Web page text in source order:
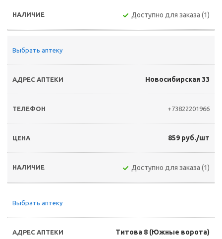
Доступно для заказа (1)
Выбрать аптеку
Новосибирская 33
+73822201966
859 руб./шт
Доступно для заказа (1)
Выбрать аптеку
Титова 8 (Южные ворота)